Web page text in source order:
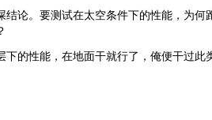
结论。要测试在太空条件下的性能，为何
下的性能，在地面干就行了，俺便干过此